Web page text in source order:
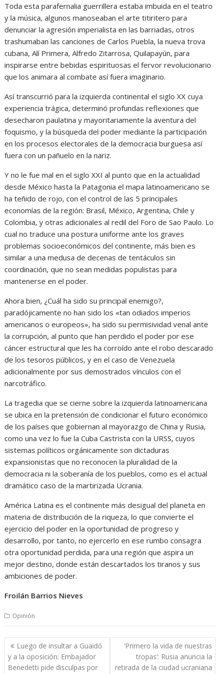
Toda esta parafernalia guerrillera estaba imbuida en el teatro
y la música, algunos manoseaban el arte titiritero para
denunciar la agresión imperialista en las barriadas, otros
trashumaban las canciones de Carlos Puebla, la nueva trova
cubana, Alí Primera, Alfredo Zitarrosa, Quilapayún, para
inspirarse entre bebidas espirituosas el fervor revolucionario
que los animara al combate así fuera imaginario.
Así transcurrió para la izquierda continental el siglo XX cuya
experiencia trágica, determinó profundas reflexiones que
desecharon paulatina y mayoritariamente la aventura del
foquismo, y la búsqueda del poder mediante la participación
en los procesos electorales de la democracia burguesa así
fuera con un pañuelo en la nariz.
Y no le fue mal en el siglo XXI al punto que en la actualidad
desde México hasta la Patagonia el mapa latinoamericano se
ha teñido de rojo, con el control de las 5 principales
economías de la región: Brasil, México, Argentina, Chile y
Colombia, y otras adicionales al redil del Foro de Sao Paulo. Lo
cual no traduce una postura uniforme ante los graves
problemas socioeconómicos del continente, más bien es
similar a una medusa de decenas de tentáculos sin
coordinación, que no sean medidas populistas para
mantenerse en el poder.
Ahora bien, ¿Cuál ha sido su principal enemigo?,
paradójicamente no han sido los «tan odiados imperios
americanos o europeos», ha sido su permisividad venal ante
la corrupción, al punto que han perdido el poder por ese
cáncer estructural que les ha corroído ante el robo descarado
de los tesoros públicos, y en el caso de Venezuela
adicionalmente por sus demostrados vínculos con el
narcotráfico.
La tragedia que se cierne sobre la izquierda latinoamericana
se ubica en la pretensión de condicionar el futuro económico
de los países que gobiernan al mayorazgo de China y Rusia,
como una vez lo fue la Cuba Castrista con la URSS, cuyos
sistemas políticos orgánicamente son dictaduras
expansionistas que no reconocen la pluralidad de la
democracia ni la soberanía de los pueblos, como es el actual
dramático caso de la martirizada Ucrania.
América Latina es el continente más desigual del planeta en
materia de distribución de la riqueza, lo que convierte el
ejercicio del poder en la oportunidad de progreso y
desarrollo, por tanto, no ejercerlo en ese rumbo consagra
otra oportunidad perdida, para una región que aspira un
mejor destino, donde están descartados los tiranos y sus
ambiciones de poder.
Froilán Barrios Nieves
Opinión
Navegación
de
entradas
Luego de insultar a Guaidó
y a la oposición: Embajador
Benedetti pide disculpas por
‘Primero la vida de nuestras
tropas’: Rusia anuncia la
retirada de la ciudad ucraniana